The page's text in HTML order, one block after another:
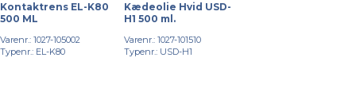
Kontaktrens EL-K80
500 ML
Varenr.: 1027-105002
Typenr.: EL-K80
Kædeolie Hvid USD-
H1 500 ml.
Varenr.: 1027-101510
Typenr.: USD-H1